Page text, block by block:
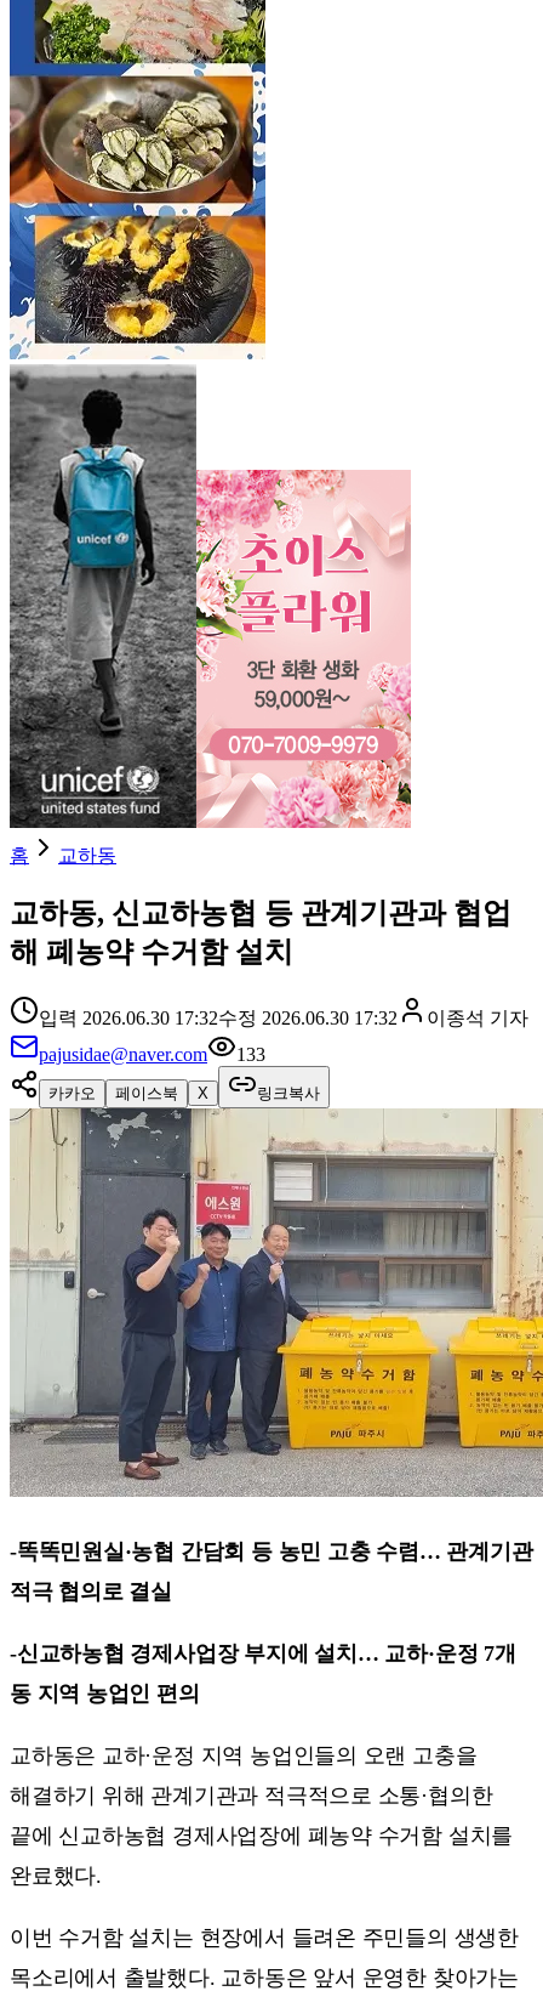
홈 교하동
교하동, 신교하농협 등 관계기관과 협업
해 폐농약 수거함 설치
입력 2026.06.30 17:32수정 2026.06.30 17:32 이종석 기자
pajusidae@naver.com
133
카카오 페이스북 X 링크복사
-똑똑민원실·농협 간담회 등 농민 고충 수렴… 관계기관
적극 협의로 결실
-신교하농협 경제사업장 부지에 설치… 교하·운정 7개
동 지역 농업인 편의
교하동은 교하·운정 지역 농업인들의 오랜 고충을
해결하기 위해 관계기관과 적극적으로 소통·협의한
끝에 신교하농협 경제사업장에 폐농약 수거함 설치를
완료했다.
이번 수거함 설치는 현장에서 들려온 주민들의 생생한
목소리에서 출발했다. 교하동은 앞서 운영한 찾아가는